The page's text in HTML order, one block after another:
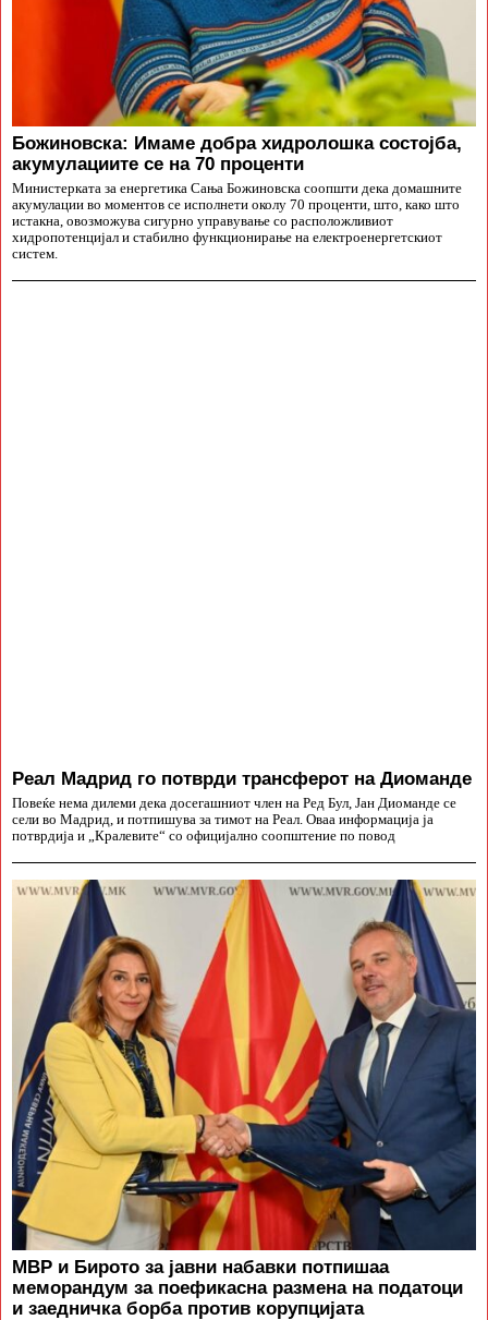
Божиновска: Имаме добра хидролошка состојба,
акумулациите се на 70 проценти
Министерката за енергетика Сања Божиновска соопшти дека домашните
акумулации во моментов се исполнети околу 70 проценти, што, како што
истакна, овозможува сигурно управување со расположливиот
хидропотенцијал и стабилно функционирање на електроенергетскиот
систем.
Реал Мадрид го потврди трансферот на Диоманде
Повеќе нема дилеми дека досегашниот член на Ред Бул, Јан Диоманде се
сели во Мадрид, и потпишува за тимот на Реал. Оваа информација ја
потврдија и „Кралевите“ со официјално соопштение по повод
МВР и Бирото за јавни набавки потпишаа
меморандум за поефикасна размена на податоци
и заедничка борба против корупцијата